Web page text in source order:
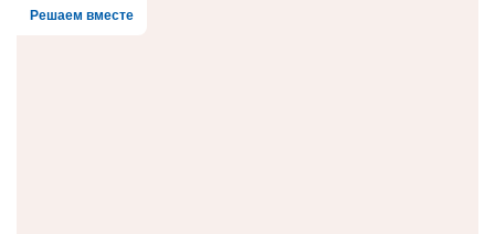
Решаем вместе